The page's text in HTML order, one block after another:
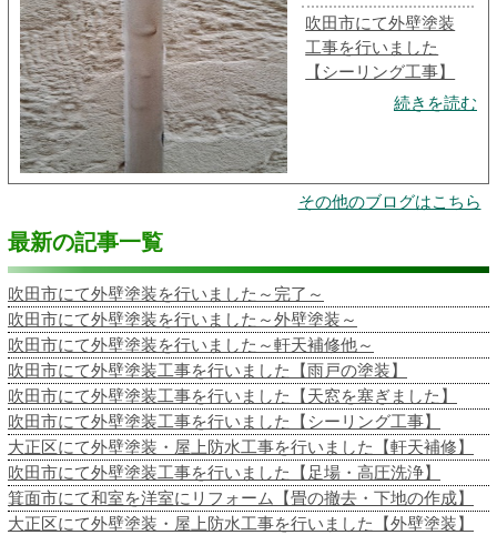
吹田市にて外壁塗装
工事を行いました
【シーリング工事】
続きを読む
その他のブログはこちら
最新の記事一覧
吹田市にて外壁塗装を行いました～完了～
吹田市にて外壁塗装を行いました～外壁塗装～
吹田市にて外壁塗装を行いました～軒天補修他～
吹田市にて外壁塗装工事を行いました【雨戸の塗装】
吹田市にて外壁塗装工事を行いました【天窓を塞ぎました】
吹田市にて外壁塗装工事を行いました【シーリング工事】
大正区にて外壁塗装・屋上防水工事を行いました【軒天補修】
吹田市にて外壁塗装工事を行いました【足場・高圧洗浄】
箕面市にて和室を洋室にリフォーム【畳の撤去・下地の作成】
大正区にて外壁塗装・屋上防水工事を行いました【外壁塗装】